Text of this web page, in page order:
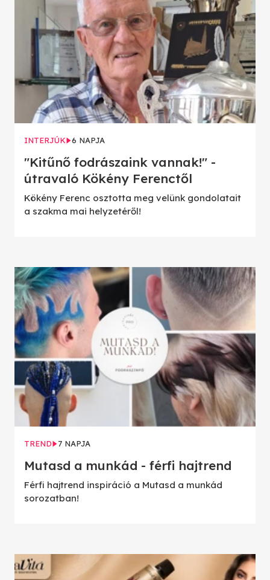
INTERJÚK 6 NAPJA
"Kitűnő fodrászaink vannak!" -
útravaló Kökény Ferenctől
Kökény Ferenc osztotta meg velünk gondolatait
a szakma mai helyzetéről!
TREND 7 NAPJA
Mutasd a munkád - férfi hajtrend
Férfi hajtrend inspiráció a Mutasd a munkád
sorozatban!